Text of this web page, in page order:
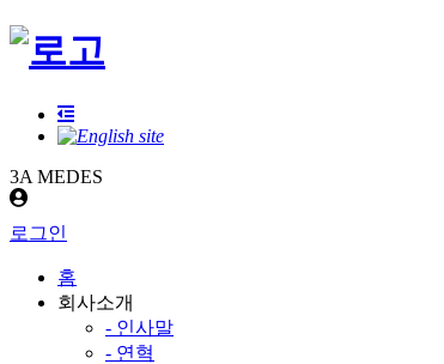
3A MEDES
로그인
홈
회사소개
- 인사말
- 연혁